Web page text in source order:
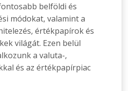
belföldi és
módokat, valamint a
értékpapírok és
világát. Ezen belül
a valuta-,
és az értékpapírpiac